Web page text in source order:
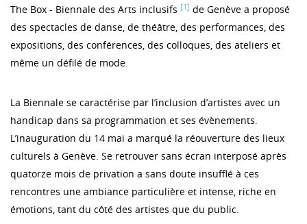
The Box - Biennale des Arts inclusifs [1] de Genève a proposé
des spectacles de danse, de théâtre, des performances, des
expositions, des conférences, des colloques, des ateliers et
même un défilé de mode.
La Biennale se caractérise par l’inclusion d’artistes avec un
handicap dans sa programmation et ses évènements.
L’inauguration du 14 mai a marqué la réouverture des lieux
culturels à Genève. Se retrouver sans écran interposé après
quatorze mois de privation a sans doute insufflé à ces
rencontres une ambiance particulière et intense, riche en
émotions, tant du côté des artistes que du public.